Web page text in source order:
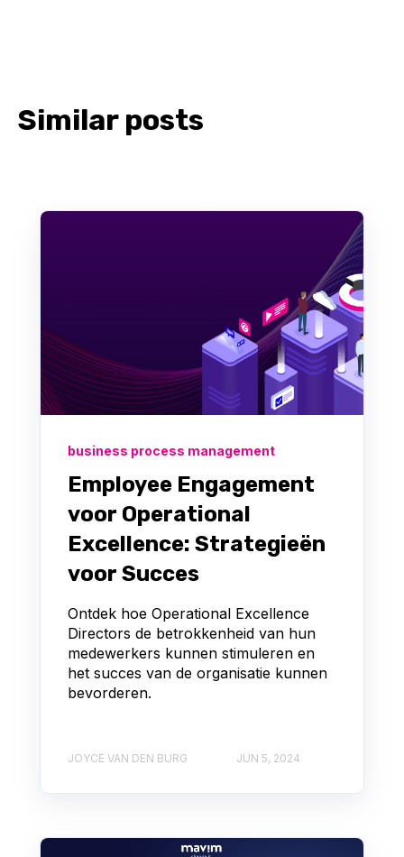
Similar posts
business process management
Employee Engagement
voor Operational
Excellence: Strategieën
voor Succes
Ontdek hoe Operational Excellence
Directors de betrokkenheid van hun
medewerkers kunnen stimuleren en
het succes van de organisatie kunnen
bevorderen.
JOYCE VAN DEN BURG JUN 5, 2024